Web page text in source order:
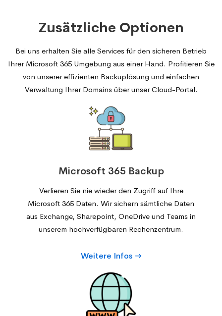
Zusätzliche Optionen
Bei uns erhalten Sie alle Services für den sicheren Betrieb
Ihrer Microsoft 365 Umgebung aus einer Hand. Profitieren Sie
von unserer effizienten Backuplösung und einfachen
Verwaltung Ihrer Domains über unser Cloud-Portal.
Microsoft 365 Backup
Verlieren Sie nie wieder den Zugriff auf Ihre
Microsoft 365 Daten. Wir sichern sämtliche Daten
aus Exchange, Sharepoint, OneDrive und Teams in
unserem hochverfügbaren Rechenzentrum.
Weitere Infos